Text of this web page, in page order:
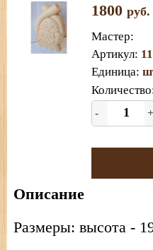
1800 руб.
Мастер:
Артикул:
Единица:
- +
Описание
Размеры: высота -